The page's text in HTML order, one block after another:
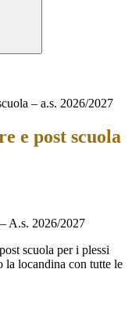
– a.s. 2026/2027
e post scuola
A.s. 2026/2027
scuola per i plessi
la locandina con tutte le